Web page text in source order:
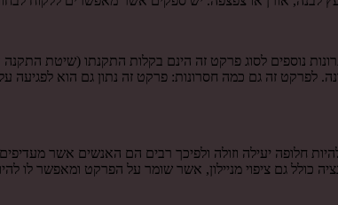
נוספים לסוג פרקט זה הינם בקלות התקנתו (שיטת
לפרקט זה גם כמה חסרונות: פרקט זה נתון גם הוא לפגיעה
חלופה יעילה וזולה ולפיכך רבים הם האנשים אשר
גם ציפוי מניילון, אשר שומר על הפרקט ומאפשר לו